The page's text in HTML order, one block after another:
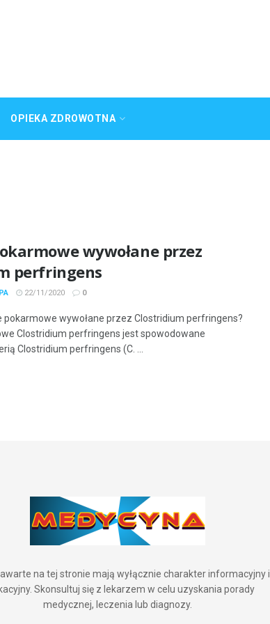
OPIEKA ZDROWOTNA
wywołane przez
perfringens
22/11/2020 0
pokarmowe wywołane przez Clostridium perfringens?
Clostridium perfringens jest spowodowane
Clostridium perfringens (C. ...
na tej stronie mają wyłącznie charakter informacyjny i
Skonsultuj się z lekarzem w celu uzyskania porady
medycznej, leczenia lub diagnozy.